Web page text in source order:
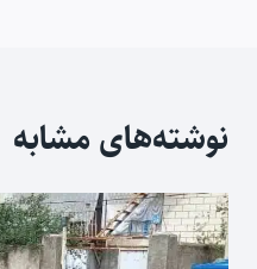
نوشته‌های مشابه